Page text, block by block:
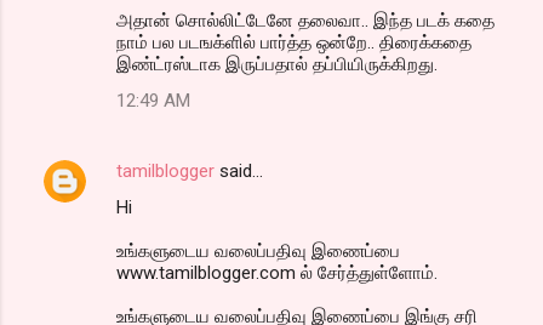
அதான் சொல்லிட்டேனே தலைவா.. இந்த படக் கதை
நாம் பல படஙக்ளில் பார்த்த ஒன்றே.. திரைக்கதை
இண்ட்ரஸ்டாக இருப்பதால் தப்பியிருக்கிறது.
12:49 AM
tamilblogger said…
Hi
உங்களுடைய வலைப்பதிவு இணைப்பை
www.tamilblogger.com ல் சேர்த்துள்ளோம்.
உங்களுடைய வலைப்பதிவு இணைப்பை இங்கு சரி